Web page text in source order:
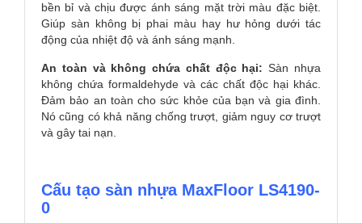
bền bỉ và chịu được ánh sáng mặt trời màu đặc biệt.
Giúp sàn không bị phai màu hay hư hỏng dưới tác
động của nhiệt độ và ánh sáng mạnh.
An toàn và không chứa chất độc hại: Sàn nhựa
không chứa formaldehyde và các chất độc hại khác.
Đảm bảo an toàn cho sức khỏe của bạn và gia đình.
Nó cũng có khả năng chống trượt, giảm nguy cơ trượt
và gây tai nạn.
Cấu tạo sàn nhựa MaxFloor LS4190-
0